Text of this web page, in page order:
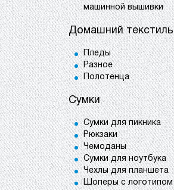
машинной вышивки
Домашний текстиль
Пледы
Разное
Полотенца
Сумки
Сумки для пикника
Рюкзаки
Чемоданы
Сумки для ноутбука
Чехлы для планшета
Шоперы с логотипом